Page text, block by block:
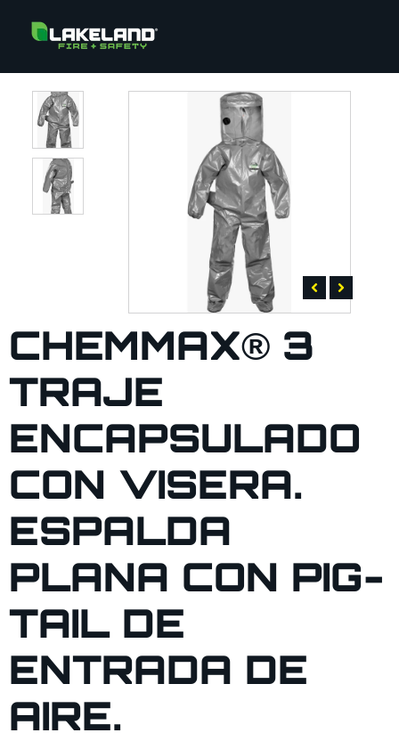
CHEMMAX® 3
TRAJE
ENCAPSULADO
CON VISERA.
ESPALDA
PLANA CON PIG-
TAIL DE
ENTRADA DE
AIRE.